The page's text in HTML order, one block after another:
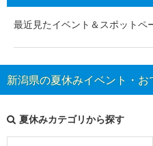
最近見たイベント＆スポットペ
新潟県の夏休みイベント・
夏休みカテゴリから探す